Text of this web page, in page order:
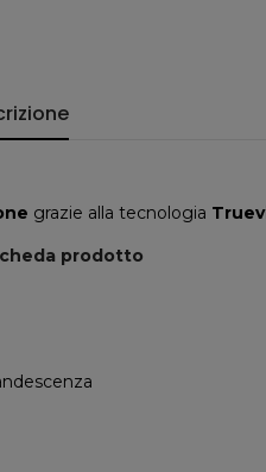
grazie alla tecnologia
prodotto